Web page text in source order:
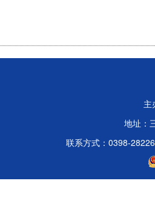
主
地址：
联系方式：0398-